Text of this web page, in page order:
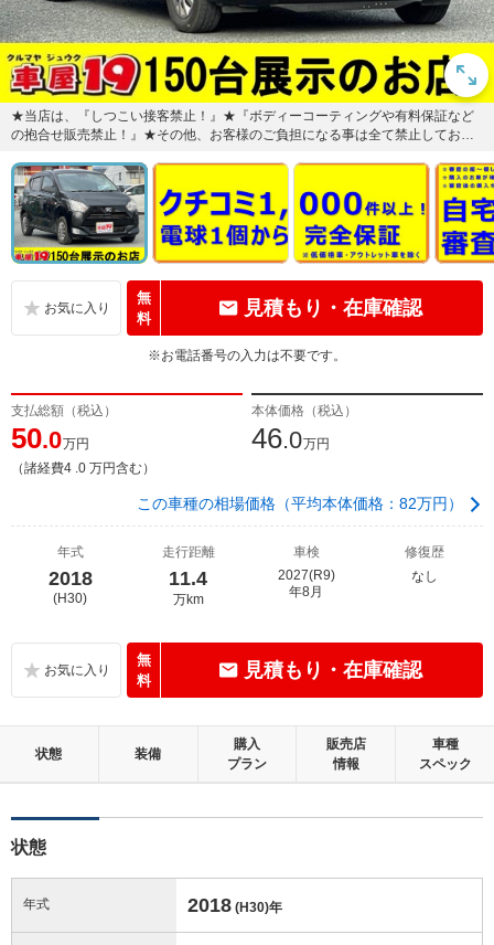
★当店は、『しつこい接客禁止！』★『ボディーコーティングや有料保証など
の抱合せ販売禁止！』★その他、お客様のご負担になる事は全て禁止しており
無
料
見積もり・在庫確認
※お電話番号の入力は不要です。
支払総額（税込）
50.0万円
（諸経費4 .0 万円含む）
本体価格（税込）
46.0万円
この車種の相場価格（平均本体価格：82万円）
年式
2018
(H30)
走行距離
11.4
万km
車検
2027(R9)
年8月
修復歴
なし
無
料
見積もり・在庫確認
状態 装備
購入
プラン
販売店
情報
車種
スペック
状態
年式 2018 (H30)年